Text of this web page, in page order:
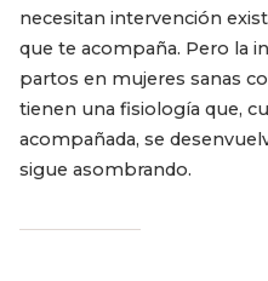
necesitan intervención
que te acompaña. Pero la
partos en mujeres sanas
tienen una fisiología que,
acompañada, se
sigue asombrando.